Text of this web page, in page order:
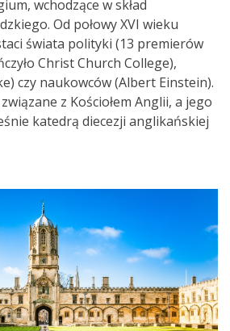
wchodzące w skład
Od połowy XVI wieku
świata polityki (13 premierów
Christ Church College),
czy naukowców (Albert Einstein).
z Kościołem Anglii, a jego
katedrą diecezji anglikańskiej